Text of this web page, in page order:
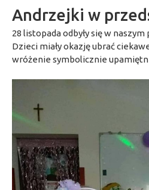
Andrzejki w
28 listopada odbyły się w
Dzieci miały okazję ubrać
wróżenie symbolicznie